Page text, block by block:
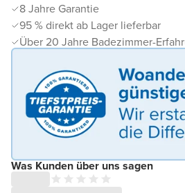
8 Jahre Garantie
95 % direkt ab Lager lieferbar
Über 20 Jahre Badezimmer-
Was Kunden über uns sagen